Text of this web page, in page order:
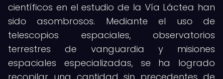
científicos en el estudio de la Vía Láctea han
sido asombrosos. Mediante el uso de
telescopios espaciales, observatorios
terrestres de vanguardia y misiones
espaciales especializadas, se ha logrado